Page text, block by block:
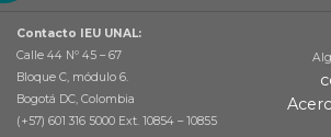
Contacto IEU UNAL:
Calle 44 Nº 45 – 67
Bloque C, módulo 6.
Bogotá DC, Colombia
(+57) 601 316 5000 Ext. 10854 – 10855